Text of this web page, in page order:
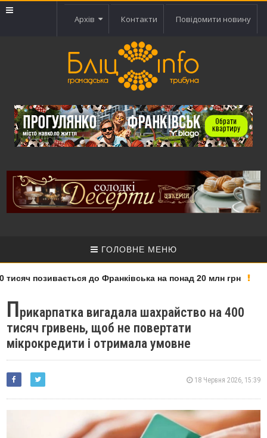
Архів Контакти Повідомити новину
ГОЛОВНЕ МЕНЮ
позивається до Франківська на понад 20 млн грн
Прикарпатка вигадала шахрайство на 400
тисяч гривень, щоб не повертати
мікрокредити і отримала умовне
18 Червня 2026, 15:39